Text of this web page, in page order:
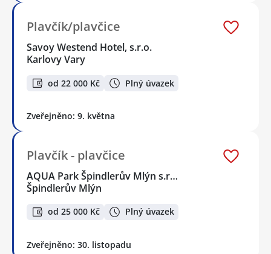
Plavčík/plavčice
Savoy Westend Hotel, s.r.o.
Karlovy Vary
od 22 000 Kč Plný úvazek
Zveřejněno: 9. května
Plavčík - plavčice
AQUA Park Špindlerův Mlýn s.r…
Špindlerův Mlýn
od 25 000 Kč Plný úvazek
Zveřejněno: 30. listopadu